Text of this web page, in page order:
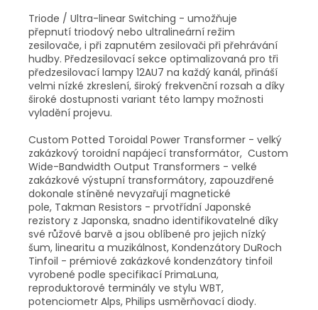
Triode / Ultra-linear Switching - umožňuje
přepnutí triodový nebo ultralineární režim
zesilovače, i při zapnutém zesilovači při přehrávání
hudby. Předzesilovací sekce optimalizovaná pro tři
předzesilovací lampy 12AU7 na každý kanál, přináší
velmi nízké zkreslení, široký frekvenční rozsah a díky
široké dostupnosti variant této lampy možnosti
vyladění projevu.
Custom Potted Toroidal Power Transformer - velký
zakázkový toroidní napájecí transformátor, Custom
Wide-Bandwidth Output Transformers - velké
zakázkové výstupní transformátory, zapouzdřené
dokonale stíněné nevyzařují magnetické
pole, Takman Resistors - prvotřídní Japonské
rezistory z Japonska, snadno identifikovatelné díky
své růžové barvě a jsou oblíbené pro jejich nízký
šum, linearitu a muzikálnost, Kondenzátory DuRoch
Tinfoil - prémiové zakázkové kondenzátory tinfoil
vyrobené podle specifikací PrimaLuna,
reproduktorové terminály ve stylu WBT,
potenciometr Alps, Philips usměrňovací diody.